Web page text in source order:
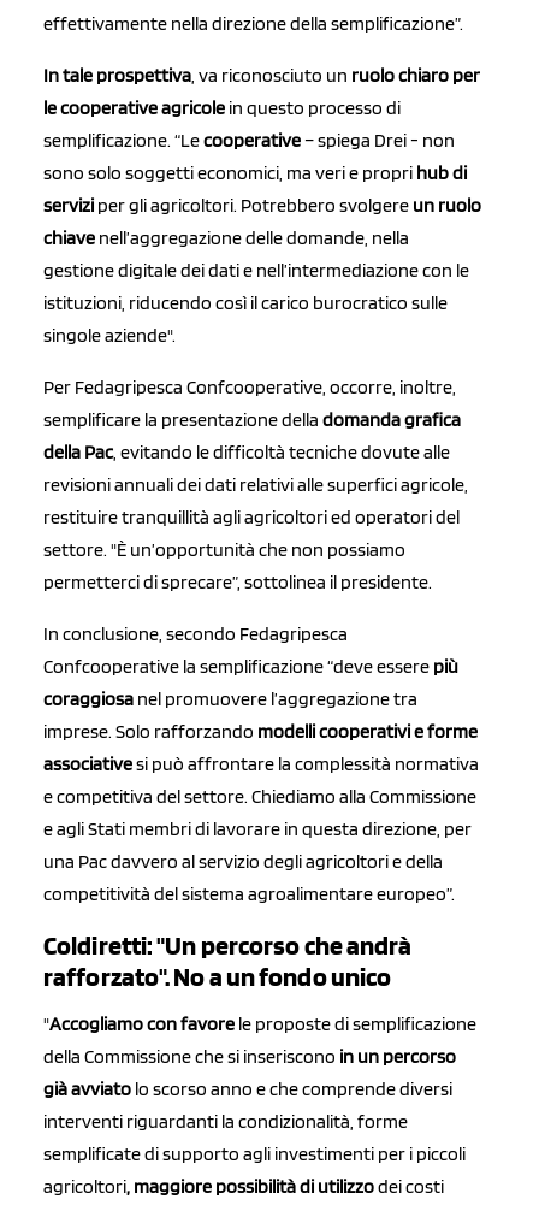
effettivamente nella direzione della semplificazione”.
In tale prospettiva, va riconosciuto un ruolo chiaro per
le cooperative agricole in questo processo di
semplificazione. “Lecooperative– spiega Drei - non
sono solo soggetti economici, ma veri e propri hub di
servizi per gli agricoltori. Potrebbero svolgere un ruolo
chiave nell’aggregazione delle domande, nella
gestione digitale dei dati e nell’intermediazione con le
istituzioni, riducendo così il carico burocratico sulle
singole aziende".
Per Fedagripesca Confcooperative, occorre, inoltre,
semplificare la presentazionedella domanda grafica
della Pac, evitando le difficoltà tecniche dovute alle
revisioni annuali dei dati relativi alle superfici agricole,
restituire tranquillità agli agricoltori ed operatori del
settore. "È un’opportunità che non possiamo
permetterci di sprecare”, sottolinea il presidente.
In conclusione, secondo Fedagripesca
Confcooperative la semplificazione “deve essere più
coraggiosa nel promuovere l’aggregazione tra
imprese. Solo rafforzando modelli cooperativi e forme
associativesi può affrontare la complessità normativa
e competitiva del settore. Chiediamo alla Commissione
e agli Stati membri di lavorare in questa direzione, per
una Pac davvero al servizio degli agricoltori e della
competitività del sistema agroalimentare europeo”.
Coldiretti: "Un percorso che andrà
rafforzato". No a un fondo unico
"Accogliamo con favore le proposte di semplificazione
della Commissione che si inseriscono in un percorso
già avviato lo scorso anno e che comprende diversi
interventi riguardanti la condizionalità, forme
semplificate di supporto agli investimenti per i piccoli
agricoltori, maggiore possibilità di utilizzodei costi